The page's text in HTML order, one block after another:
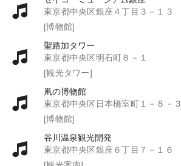
東京都中央区銀座４丁目３－１３
[博物館]
聖路加タワー
東京都中央区明石町８－１
[観光タワー]
凧の博物館
東京都中央区日本橋室町１－８－３
[博物館]
谷川温泉観光開発
東京都中央区銀座６丁目７－１６